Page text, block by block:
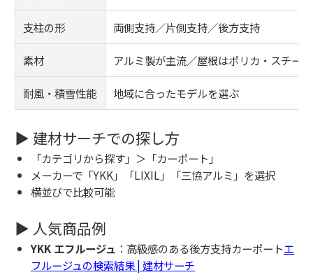
支柱の形 両側支持／片側支持／後方支持
素材 アルミ製が主流／屋根はポリカ・スチー
耐風・積雪性能 地域に合ったモデルを選ぶ
▶ 建材サーチでの探し方
「カテゴリから探す」＞「カーポート」
メーカーで「YKK」「LIXIL」「三協アルミ」を選択
横並びで比較可能
▶ 人気商品例
YKK エフルージュ ：高級感のある後方支持カーポートエ
フルージュの検索結果 | 建材サーチ